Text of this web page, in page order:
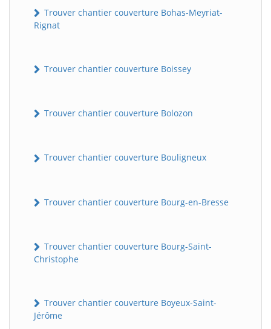
Trouver chantier couverture Bohas-Meyriat-
Rignat
Trouver chantier couverture Boissey
Trouver chantier couverture Bolozon
Trouver chantier couverture Bouligneux
Trouver chantier couverture Bourg-en-Bresse
Trouver chantier couverture Bourg-Saint-
Christophe
Trouver chantier couverture Boyeux-Saint-
Jérôme